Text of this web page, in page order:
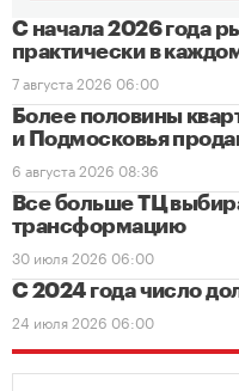
С начала 2026 года
практически в
7 августа 2026 06:00
Более половины
и Подмосковья
6 августа 2026 08:36
Все больше ТЦ
трансформацию
30 июля 2026 06:00
С 2024 года число
24 июля 2026 06:00